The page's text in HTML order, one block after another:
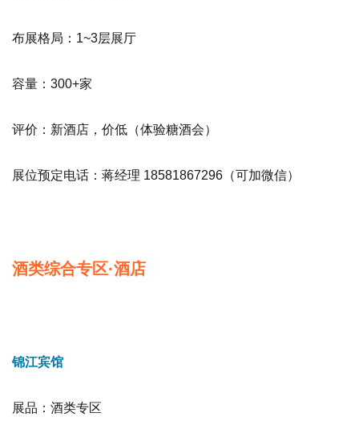
布展格局：1~3层展厅
容量：300+家
评价：新酒店，价低 （体验糖酒会）
展位预定电话：蒋经理 18581867296（可加微信）
酒类综合专区·酒店
锦江宾馆
展品 ：酒类专区